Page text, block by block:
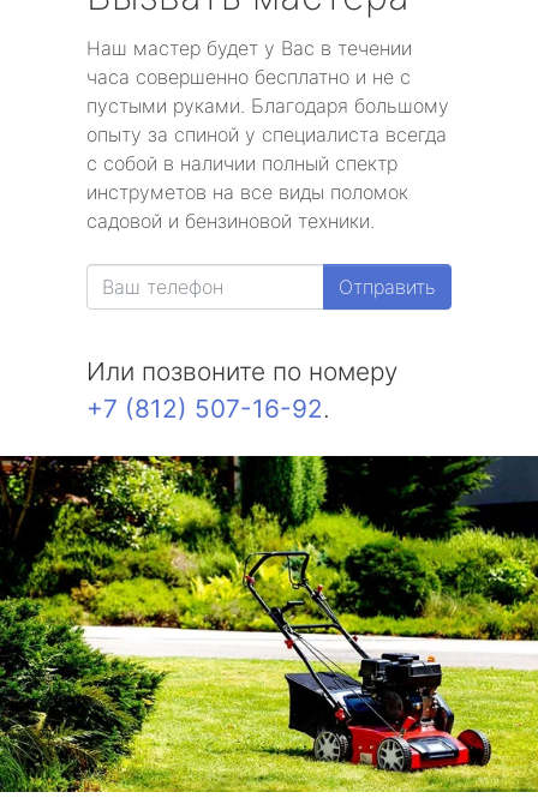
Наш мастер будет у Вас в течении
часа совершенно бесплатно и не с
пустыми руками. Благодаря большому
опыту за спиной у специалиста всегда
с собой в наличии полный спектр
инструметов на все виды поломок
садовой и бензиновой техники.
Отправить
Или позвоните по номеру
+7 (812) 507-16-92.